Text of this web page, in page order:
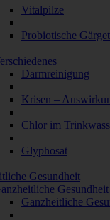
Vitalpilze
Probiotische
Darmreinigung
Krisen –
Chlor im
Glyphosat
Gesundheit
Ganzheitliche